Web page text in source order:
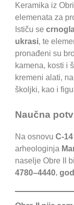
Keramika iz
elemenata za
Ističu se
ukrasi, te
pronađeni su
kamena, kosti i
kremeni alati,
školjki, kao i
Naučna
Na osnovu C-
arheologinja
naselje Obre II
4780–4440.